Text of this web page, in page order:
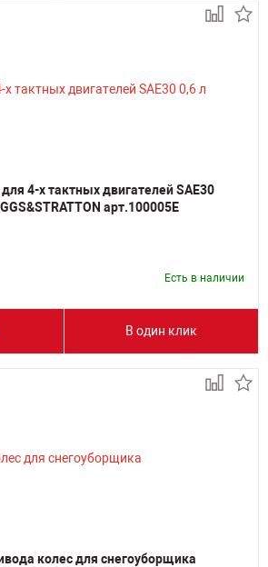
4-х тактных двигателей SAE30
арт.100005E
Есть в наличии
В один клик
колес для снегоуборщика